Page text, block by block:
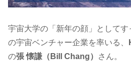
宇宙大学の「新年の顔」として
の宇宙ベンチャー企業を率いる、
の張 懐謙（Bill Chang） さん。